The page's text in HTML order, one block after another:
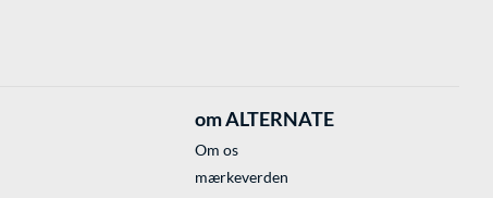
om ALTERNATE
Om os
mærkeverden